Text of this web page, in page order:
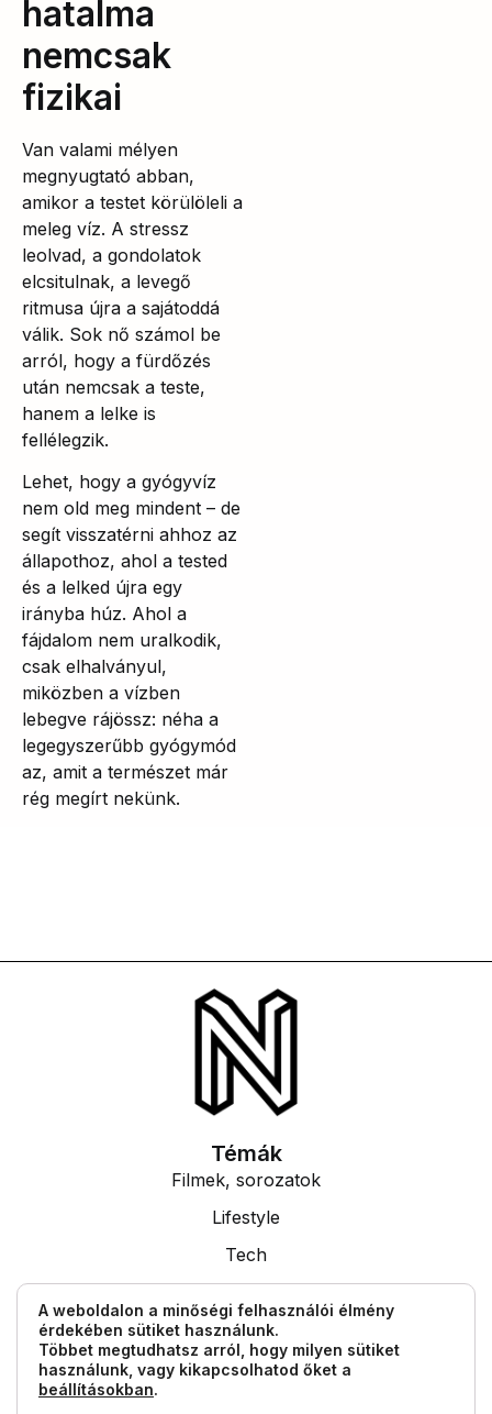
hatalma
nemcsak
fizikai
Van valami mélyen
megnyugtató abban,
amikor a testet körülöleli a
meleg víz. A stressz
leolvad, a gondolatok
elcsitulnak, a levegő
ritmusa újra a sajátoddá
válik. Sok nő számol be
arról, hogy a fürdőzés
után nemcsak a teste,
hanem a lelke is
fellélegzik.
Lehet, hogy a gyógyvíz
nem old meg mindent – de
segít visszatérni ahhoz az
állapothoz, ahol a tested
és a lelked újra egy
irányba húz. Ahol a
fájdalom nem uralkodik,
csak elhalványul,
miközben a vízben
lebegve rájössz: néha a
legegyszerűbb gyógymód
az, amit a természet már
rég megírt nekünk.
Témák
Filmek, sorozatok
Lifestyle
Tech
Egyéb információk
Impresszum
Általános Szerződési Feltételek
A weboldalon a minőségi felhasználói élmény
érdekében sütiket használunk.
Többet megtudhatsz arról, hogy milyen sütiket
használunk, vagy kikapcsolhatod őket a
beállításokban.